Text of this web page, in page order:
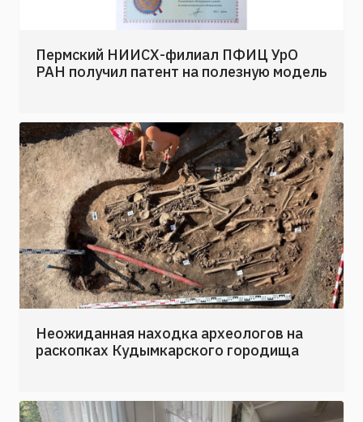
Пермский НИИСХ-филиал ПФИЦ УрО
РАН получил патент на полезную модель
Неожиданная находка археологов на
раскопках Кудымкарского городища